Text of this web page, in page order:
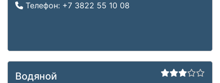
Телефон: +7 3822 55 10 08
Водяной